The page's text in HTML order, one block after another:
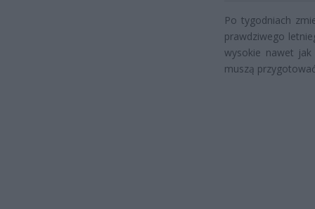
Po tygodniach
prawdziwego
wysokie nawet
muszą